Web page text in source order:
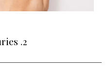
.2